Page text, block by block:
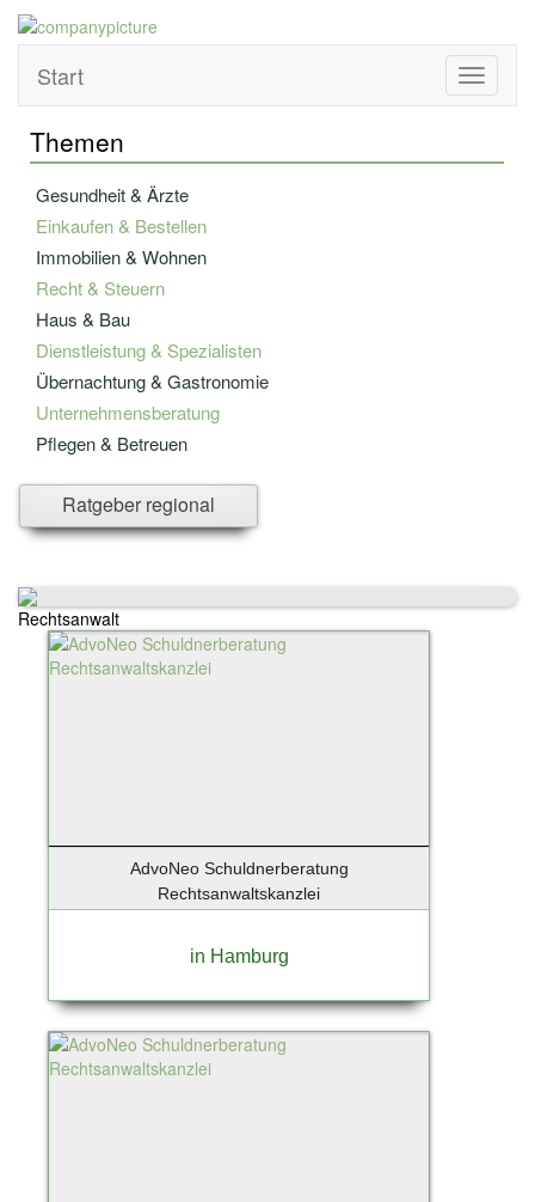
Toggle
Start
Themen
Gesundheit & Ärzte
Einkaufen & Bestellen
Immobilien & Wohnen
Recht & Steuern
Haus & Bau
Dienstleistung & Spezialisten
Übernachtung & Gastronomie
Unternehmensberatung
Pflegen & Betreuen
Versicherung - u. Finanzwesen
Reisen & Touristik
Trauern & Erinnern
Manufaktur & Handwerk
Entwicklung & Produktion
Ratgeber regional
Rechtsanwalt
AdvoNeo Schuldnerberatung
Rechtsanwaltskanzlei
in Hamburg